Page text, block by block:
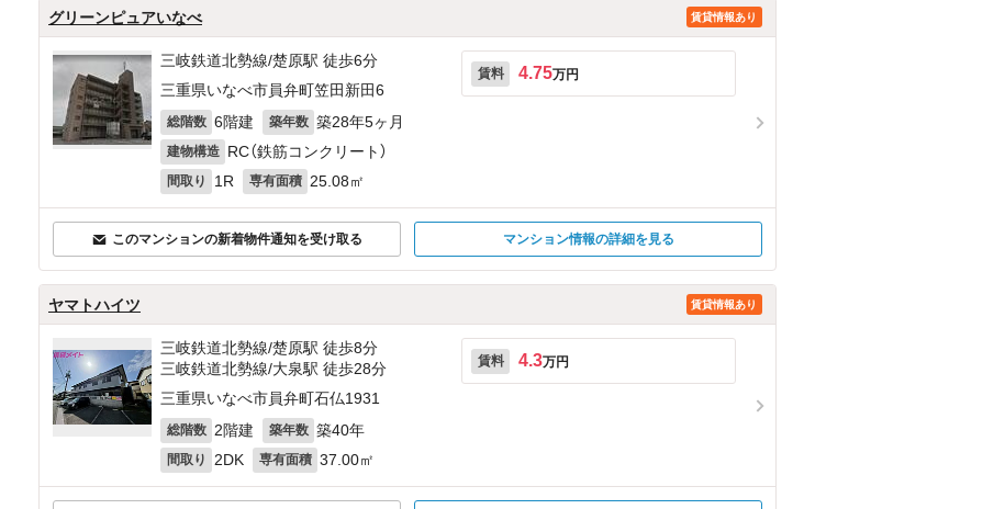
グリーンピュアいなべ 賃貸情報あり
三岐鉄道北勢線/楚原駅 徒歩6分
三重県いなべ市員弁町笠田新田6
総階数 6階建 築年数 築28年5ヶ月
建物構造 RC（鉄筋コンクリート）
間取り 1R 専有面積 25.08㎡
賃料 4.75万円
このマンションの新着物件通知を受け取る マンション情報の詳細を見る
ヤマトハイツ 賃貸情報あり
三岐鉄道北勢線/楚原駅 徒歩8分
三岐鉄道北勢線/大泉駅 徒歩28分
三重県いなべ市員弁町石仏1931
総階数 2階建 築年数 築40年
間取り 2DK 専有面積 37.00㎡
賃料 4.3万円